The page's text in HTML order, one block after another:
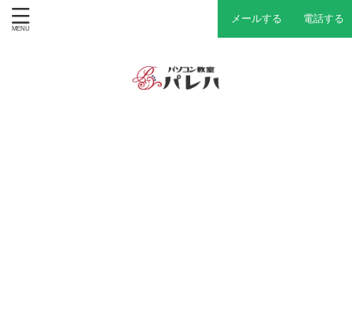
メールする 電話する